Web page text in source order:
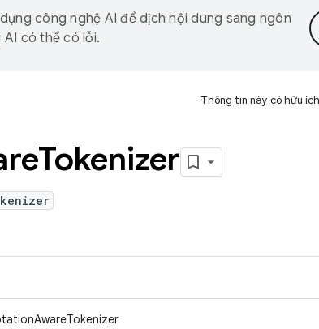
công nghệ AI để dịch nội dung sang ngôn
có thể có lỗi.
Thông tin này có hữu
Tokenizer